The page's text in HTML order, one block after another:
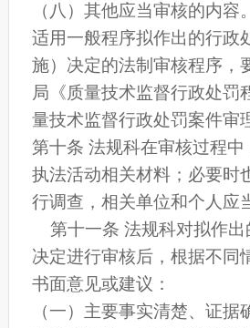
（八）其他应当审核的内容。
适用一般程序拟作出的行政
施）决定的法制审核程序，
局《质量技术监督行政处罚
量技术监督行政处罚案件审
第十条 法规科在审核过程
执法活动相关材料；必要时
行调查，相关单位和个人应
第十一条 法规科对拟作出
决定进行审核后，根据不同
书面意见或建议：
（一）主要事实清楚、证据